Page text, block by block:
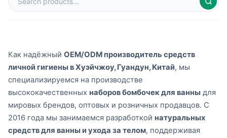
Как надёжный OEM/ODM производитель средств
личной гигиены в Хуэйчжоу, Гуандун, Китай, мы
специализируемся на производстве
высококачественных наборов бомбочек для ванны для
мировых брендов, оптовых и розничных продавцов. С
2016 года мы занимаемся разработкой натуральных
средств для ванны и ухода за телом, поддерживая